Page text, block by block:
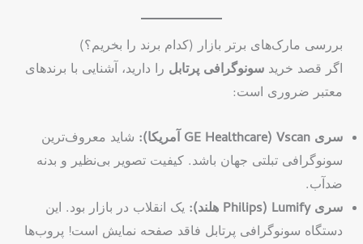
بررسی مارک‌های برتر بازار (کدام برند را بخریم؟)
اگر قصد خریدسونوگرافی پرتابل را دارید، آشنایی با برندهای
معتبر ضروری است:
سری Vscan (GE Healthcare آمریکا):
شاید معروف‌ترین
سونوگرافی تبلتی جهان باشد. کیفیت تصویر بی‌نظیر و بدنه
ضدآب.
سری Lumify (Philips هلند):
یک انقلاب در بازار بود. این
دستگاه سونوگرافی پرتابل فاقد صفحه نمایش است! پروب‌ها